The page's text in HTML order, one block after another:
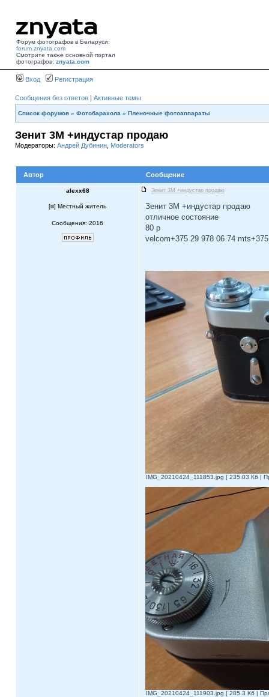
Форум фотографов в Беларуси:
forum.znyata.com
Смотрите также основной портал
фотографов: znyata.com
Вход Регистрация
Сообщения без ответов | Активные темы
Список форумов » Фотобарахола » Пленочные фотоаппараты
Зенит 3М +индустар продаю
Модераторы: Андрей Дубинин Moderators
Автор Сообщение
alexx68 Зенит 3М +индустар продаю
[ ] Местный житель
Сообщения: 2016
Зенит 3М +индустар продаю
отличное состояние
80 р
velcom+375 29 978 06 74
IMG_20210424_111853.jpg [ 235.03 Кб |
IMG_20210424_111903.jpg [ 285.3 Кб |